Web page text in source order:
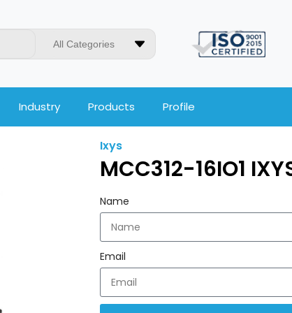
All Categories
Industry Products Profile
Ixys
MCC312-16IO1
Name
Email